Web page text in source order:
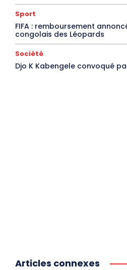
Sport
FIFA : remboursement
congolais des Léopards
Société
Djo K Kabengele convoqué
Articles connexes